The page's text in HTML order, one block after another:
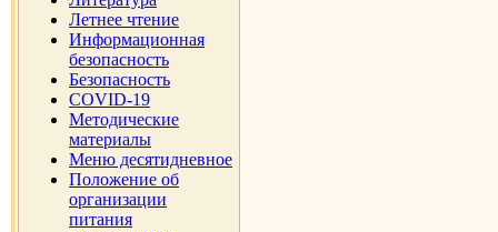
Летнее чтение
Информационная
безопасность
Безопасность
COVID-19
Методические
материалы
Меню десятидневное
Положение об
организации
питания